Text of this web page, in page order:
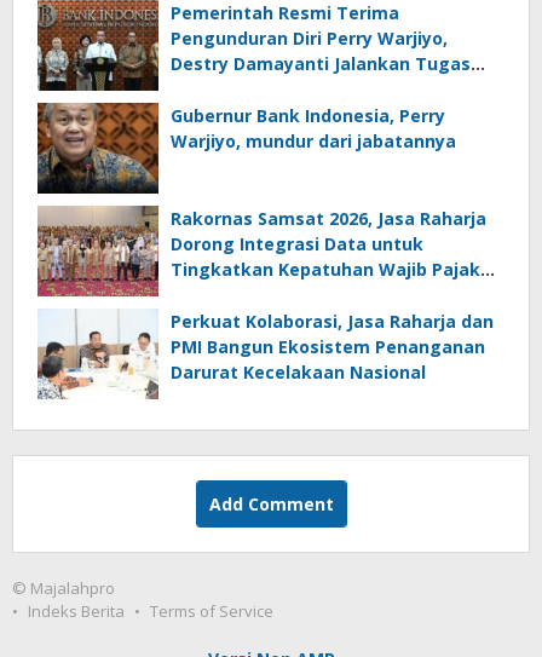
Pemerintah Resmi Terima
Pengunduran Diri Perry Warjiyo,
Destry Damayanti Jalankan Tugas
Gubernur Bank Indonesia, Perry
Warjiyo, mundur dari jabatannya
Rakornas Samsat 2026, Jasa Raharja
Dorong Integrasi Data untuk
Tingkatkan Kepatuhan Wajib Pajak
Perkuat Kolaborasi, Jasa Raharja dan
PMI Bangun Ekosistem Penanganan
Darurat Kecelakaan Nasional
Add Comment
© Majalahpro
Indeks Berita
Terms of Service